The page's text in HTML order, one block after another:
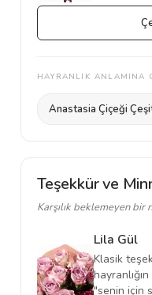
HAYRANLIK ANLAMINA
Anastasia Çiçeği
Teşekkür ve
Karşılık beklemeyen bir
Lila Gül
Klasik
"senin için